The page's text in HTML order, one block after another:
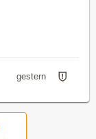
gestern